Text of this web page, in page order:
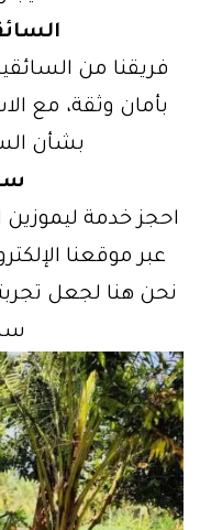
فريقنا من
بأمان وثقة، مع
بشأن
عبر موقعنا
نحن هنا لجعل